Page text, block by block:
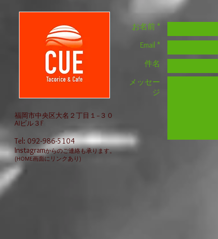
福岡市中央区大名２丁目１−３０
AIビル３F
Tel: 092-986-5104
Instagramからのご連絡も承ります。
(HOME画面にリンクあり)
お名前 *
Email *
件名
メッセー
ジ